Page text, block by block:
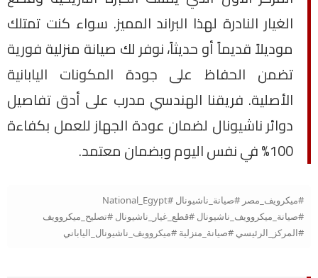
الغيار النادرة لهذا البراند المميز. سواء كنت تمتلك
موديلاً قديماً أو حديثاً، نوفر لك صيانة منزلية فورية
تضمن الحفاظ على جودة المكونات اليابانية
الأصلية. فريقنا الهندسي مدرب على أدق تفاصيل
دوائر ناشيونال لضمان عودة الجهاز للعمل بكفاءة
100% في نفس اليوم وبضمان معتمد.
#ميكرويف_مصر #صيانة_ناشيونال #National_Egypt
#صيانة_ميكروويف_ناشيونال #قطع_غيار_ناشيونال #تصليح_ميكروويف
#المركز_الرئيسي #صيانة_منزلية #ميكروويف_ناشيونال_الياباني